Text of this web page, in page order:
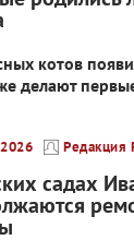
котов
делают
Редакция
садах